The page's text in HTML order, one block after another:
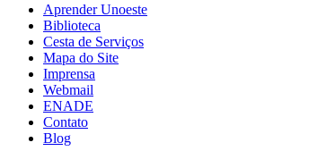
Aprender Unoeste
Biblioteca
Cesta de Serviços
Mapa do Site
Imprensa
Webmail
ENADE
Contato
Blog